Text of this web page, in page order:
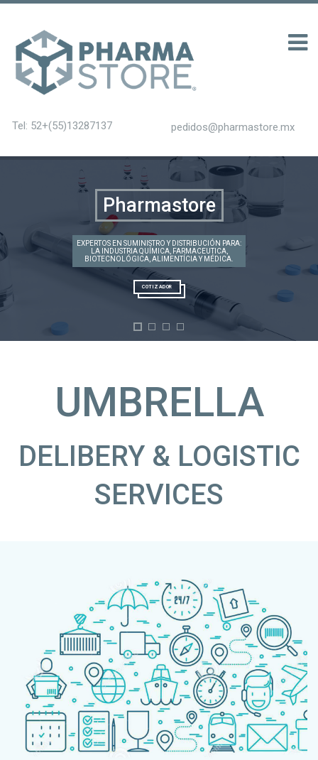
Tel: 52+(55)13287137 pedidos@pharmastore.mx
Pharmastore
EXPERTOS EN SUMINISTRO Y DISTRIBUCIÓN PARA:
LA INDUSTRIA QUÍMICA, FARMACEUTICA,
BIOTECNOLÓGICA, ALIMENTÍCIA Y MÉDICA.
COTIZADOR
UMBRELLA
DELIBERY & LOGISTIC
SERVICES